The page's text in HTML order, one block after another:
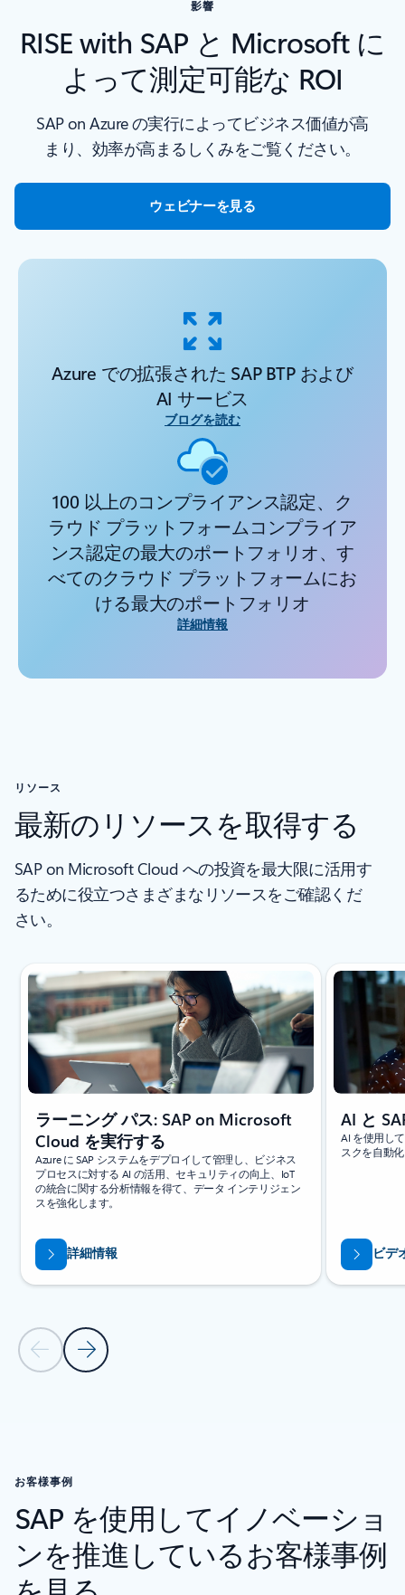
影響
RISE with SAP と Microsoft に
よって測定可能な ROI
SAP on Azure の実行によってビジネス価値が高
まり、効率が高まるしくみをご覧ください。
ウェビナーを見る
Azure での拡張された SAP BTP および
AI サービス
ブログを読む
100 以上のコンプライアンス認定、ク
ラウド プラットフォームコンプライア
ンス認定の最大のポートフォリオ、す
べてのクラウド プラットフォームにお
ける最大のポートフォリオ
詳細情報
リソース
最新のリソースを取得する
SAP on Microsoft Cloud への投資を最大限に活用す
るために役立つさまざまなリソースをご確認くだ
さい。
スライド 1/6 を表示中
前のスライド次のスライド
ラーニング パス: SAP on Microsoft
Cloud を実行する
Azure に SAP システムをデプロイして管理し、ビジネス
プロセスに対する AI の活用、セキュリティの向上、IoT
の統合に関する分析情報を得て、データ インテリジェン
スを強化します。
詳細情報
AI と
AI を使用し
スクを自動
ビデ
お客様事例
SAP を使用してイノベーショ
ンを推進しているお客様事例